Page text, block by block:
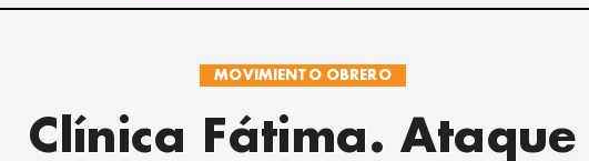
MOVIMIENTO OBRERO
Clínica Fátima. Ataque